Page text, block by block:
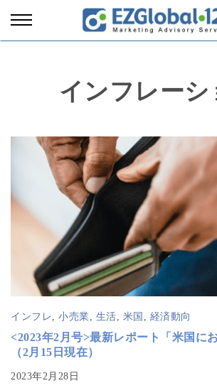
インフレーシ
インフレ , 小売業, 生活, 米国 , 経済動向
<2023年2月号>最新レポート「米国に
（2月15日現在）